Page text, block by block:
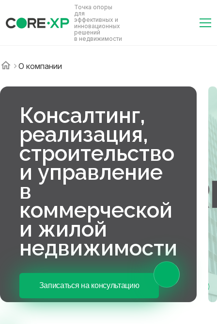
Точка опоры
для
эффективных и
инновационных
решений
в недвижимости
О компании
Консалтинг,
реализация,
строительство
и управление
в
коммерческой
и жилой
недвижимости
Записаться на консультацию